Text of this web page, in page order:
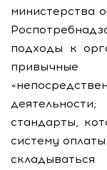
министерства
подходы к
привычные
стандарты,
систему